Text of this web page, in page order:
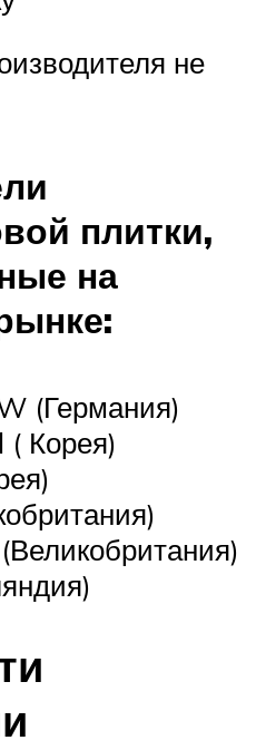
не
плитки,
на
(Германия)
( Корея)